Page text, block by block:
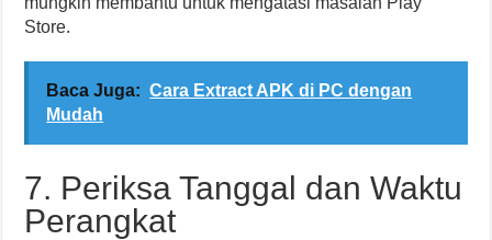
Store.
Baca Juga: Cara Extract APK di PC dengan
Mudah
7. Periksa Tanggal dan Waktu
Perangkat